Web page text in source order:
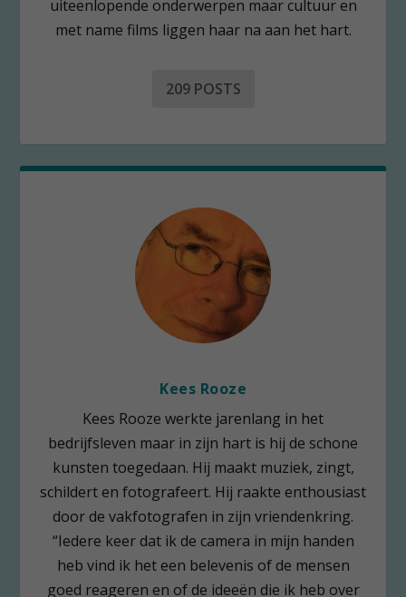
uiteenlopende onderwerpen maar cultuur en
met name films liggen haar na aan het hart.
209 POSTS
Kees Rooze
Kees Rooze werkte jarenlang in het
bedrijfsleven maar in zijn hart is hij de schone
kunsten toegedaan. Hij maakt muziek, zingt,
schildert en fotografeert. Hij raakte enthousiast
door de vakfotografen in zijn vriendenkring.
“Iedere keer dat ik de camera in mijn handen
heb vind ik het een belevenis of de mensen
goed reageren en of de ideeën die ik heb over